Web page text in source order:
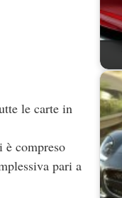
le carte in
è compreso
pari a